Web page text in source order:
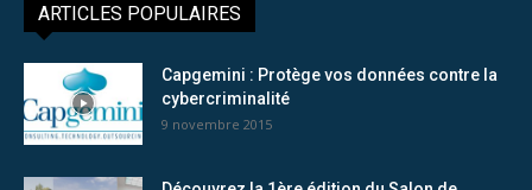
ARTICLES POPULAIRES
Capgemini : Protège vos données contre la
cybercriminalité
9 novembre 2015